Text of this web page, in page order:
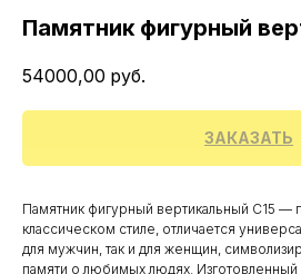
Памятник фигурный
54000,00 руб.
ЗАКАЗАТЬ
Памятник фигурный вертикальный С15 —
классическом стиле, отличается
для мужчин, так и для женщин,
памяти о любимых людях. Изготовленный